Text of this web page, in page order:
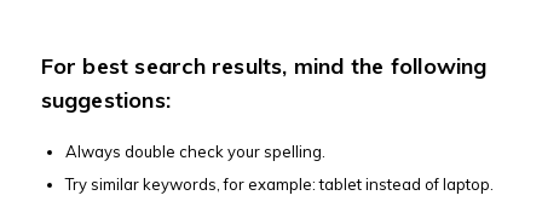
For best search results, mind the following
suggestions:
Always double check your spelling.
Try similar keywords, for example: tablet instead of laptop.